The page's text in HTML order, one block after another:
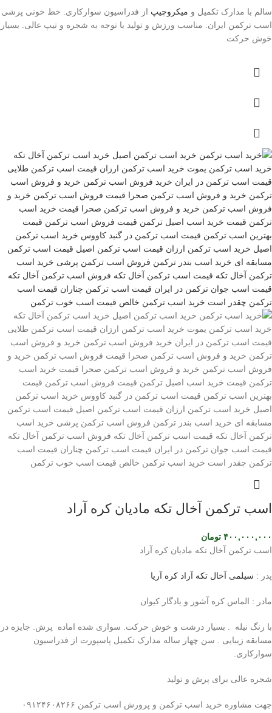
سالم با مدارک تکمیل و میکروچیپ از فدراسیون سوارکاری. خط خونی پرشی
اسب ترکمن ایران. مناسب ورزش و تولید با توجه به شجره و تیپ عالی. بسیار
خوش حرکت
اسب ترکمن آخال تکه مادیان کره آراد
۴۰۰,۰۰۰,۰۰۰ تومان
اسب ترکمن آخال تکه مادیان کره آراد
پدر : سیلمی آخال تکه آراد کره آریا
مادر : الماس کره آشور و یادگار کیوان
با رنگ نیله . بسیار درشت و خوش حرکت. سواری شده اماده پرش. جایزه در
مسابقه زیبایی . سن چهار ساله مدارک تکمیل پاسپورت از فدراسیون
سوارکاری.
شجره عالی برای پرش و تولید
جهت مشاوره خرید اسب ترکمن و پرورش اسب ترکمن ۰۹۱۲۴۶۰۸۲۶۶